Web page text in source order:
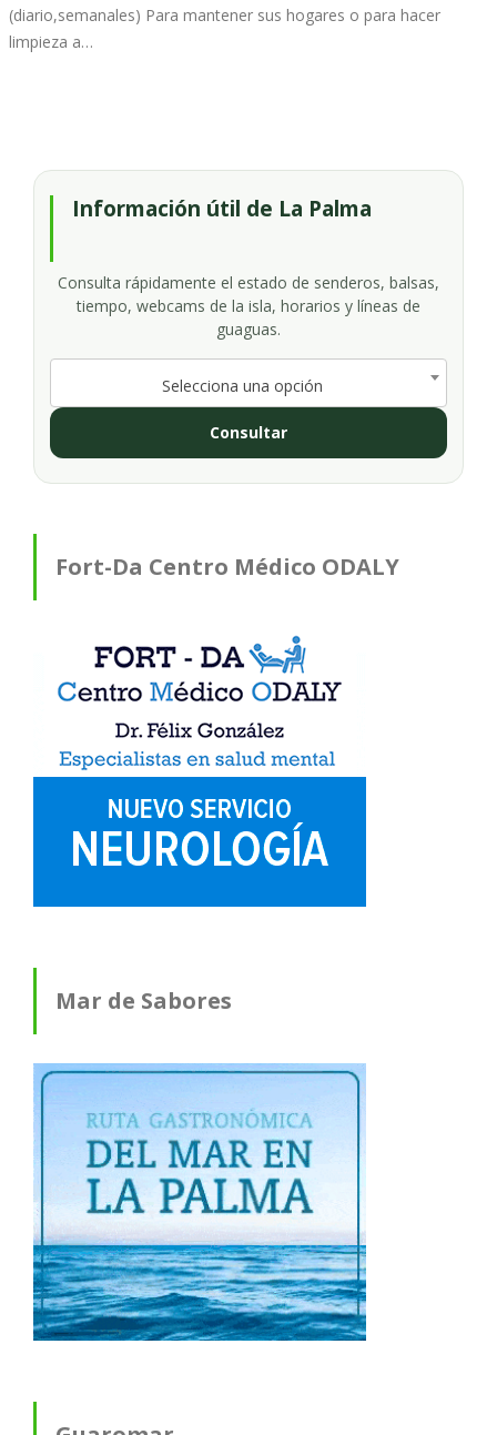
(diario,semanales) Para mantener sus hogares o para hacer
limpieza a…
Información útil de La Palma
Consulta rápidamente el estado de senderos, balsas,
tiempo, webcams de la isla, horarios y líneas de
guaguas.
Selecciona una opción
Consultar
Fort-Da Centro Médico ODALY
Mar de Sabores